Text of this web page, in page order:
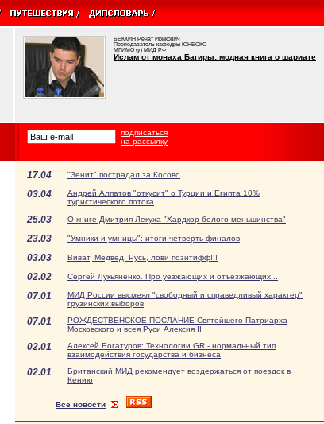
БЕККИН Ренат Ирикович
Преподаватель кафедры ЮНЕСКО
МГИМО (у) МИД РФ
Ислам от монаха Багиры: модная книга о шариате
подписаться
на рассылку
17.04 "Зенит" пострадал за Косово
03.04
Андрей Алпатов "откусит" о Турции и Египта 10%
туристического потока
25.03 О книге Дмитрия Лекуха "Хардкор белого меньшинства"
23.03 "Умники и умницы": итоги четверть финалов
03.03 Виват, Медвед! Русь, лови позитифф!!!
02.02 Сергей Лукьяненко. Про уезжающих и отъезжающих...
07.01
МИД России высмеял "свободный и справедливый характер"
грузинских выборов
07.01
РОЖДЕСТВЕНСКОЕ ПОСЛАНИЕ Святейшего Патриарха
Московского и всея Руси Алексия II
02.01
Алексей Богатуров: Технологии GR - нормальный тип
взаимодействия государства и бизнеса
02.01
Британский МИД рекомендует воздержаться от поездок в
Кению
Все новости